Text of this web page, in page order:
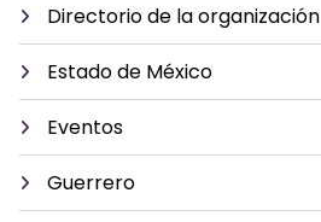
Directorio de la organización
Estado de México
Eventos
Guerrero